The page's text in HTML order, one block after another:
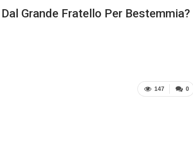
Grande Fratello Per Bestemmia?
0
147